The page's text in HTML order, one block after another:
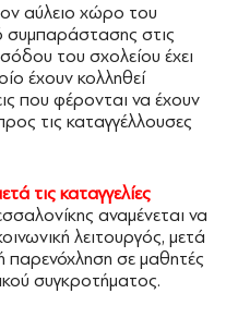
αύλειο χώρο του
συμπαράστασης στις
του σχολείου έχει
έχουν κολληθεί
που φέρονται να έχουν
τις καταγγέλλουσες
τις καταγγελίες
αναμένεται να
λειτουργός, μετά
παρενόχληση σε μαθητές
συγκροτήματος.